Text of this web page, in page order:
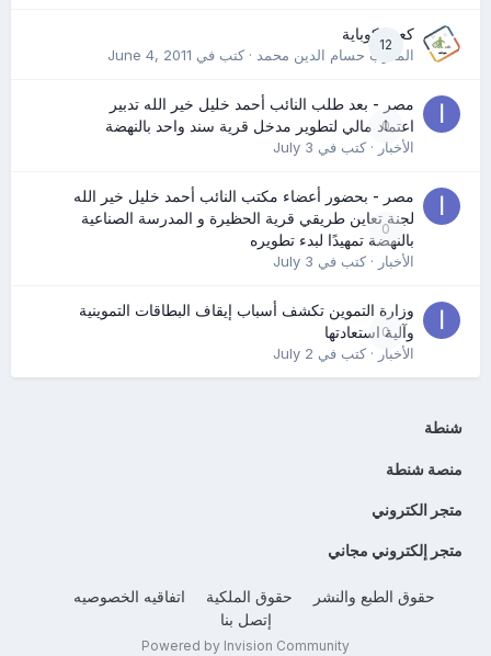
12
كعب كوباية
المدرب حسام الدين محمد· كتب في June 4, 2011
0
مصر - بعد طلب النائب أحمد خليل خير الله تدبير
اعتماد مالي لتطوير مدخل قرية سند واحد بالنهضة
الأخبار· كتب في July 3
0
مصر - بحضور أعضاء مكتب النائب أحمد خليل خير الله
لجنة تعاين طريقي قرية الحظيرة و المدرسة الصناعية
بالنهضة تمهيدًا لبدء تطويره
الأخبار· كتب في July 3
0
وزارة التموين تكشف أسباب إيقاف البطاقات التموينية
وآلية استعادتها
الأخبار· كتب في July 2
شنطة
منصة شنطة
متجر الكتروني
متجر إلكتروني مجاني
حقوق الطبع والنشر حقوق الملكية
اتفاقيه الخصوصيه
إتصل بنا
Powered by Invision Community